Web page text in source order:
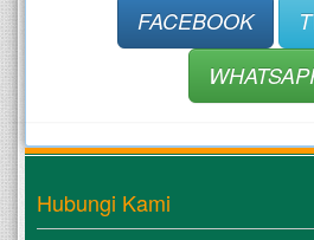
FACEBOOK
Hubungi Kami